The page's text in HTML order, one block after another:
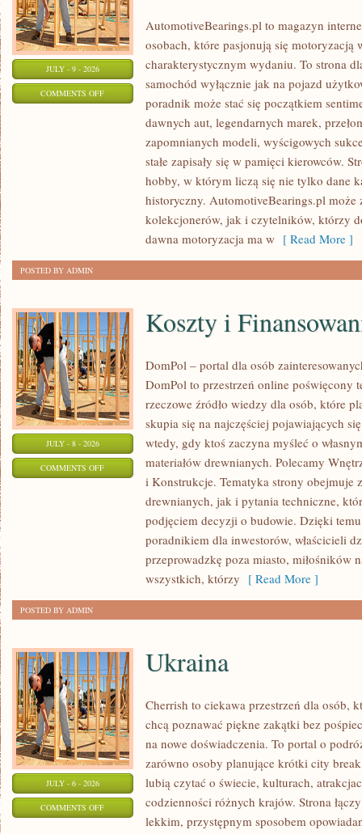
JULY - 9 - 2026
COMMENTS OFFON
SAMOCHODY
AutomotiveBearings.pl to magazyn
osobach, które pasjonują się motoryzacją
charakterystycznym wydaniu. To strona
samochód wyłącznie jak na pojazd
poradnik może stać się początkiem
dawnych aut, legendarnych marek,
zapomnianych modeli, wyścigowych
stałe zapisały się w pamięci kierowców.
hobby, w którym liczą się nie tylko dane
historyczny. AutomotiveBearings.pl może
kolekcjonerów, jak i czytelników, którzy
dawna motoryzacja ma w [ Read More ]
POSTED BY ADMIN
JULY - 8 - 2026
COMMENTS OFFON
FINANSOWANIE
Koszty i
DomPol – portal dla osób
DomPol to przestrzeń online poświęcony
rzeczowe źródło wiedzy dla osób, które
skupia się na najczęściej pojawiających
wtedy, gdy ktoś zaczyna myśleć o
materiałów drewnianych. Polecamy
i Konstrukcje. Tematyka strony obejmuje
drewnianych, jak i pytania techniczne,
podjęciem decyzji o budowie. Dzięki
poradnikiem dla inwestorów, właścicieli
przeprowadzkę poza miasto, miłośników
wszystkich, którzy [ Read More ]
POSTED BY ADMIN
JULY - 6 - 2026
COMMENTS OFFON
Ukraina
Cherrish to ciekawa przestrzeń dla osób,
chcą poznawać piękne zakątki bez
na nowe doświadczenia. To portal o
zarówno osoby planujące krótki city
lubią czytać o świecie, kulturach,
codzienności różnych krajów. Strona
lekkim, przystępnym sposobem